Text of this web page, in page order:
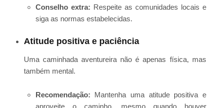
Conselho extra: Respeite as comunidades locais e
siga as normas estabelecidas.
Atitude positiva e paciência
Uma caminhada aventureira não é apenas física, mas
também mental.
Recomendação: Mantenha uma atitude positiva e
aproveite o caminho, mesmo quando houver